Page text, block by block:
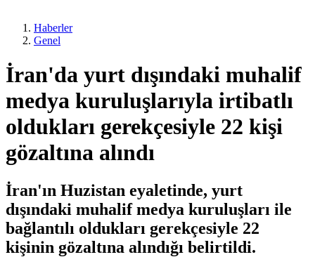
Haberler
Genel
İran'da yurt dışındaki muhalif
medya kuruluşlarıyla irtibatlı
oldukları gerekçesiyle 22 kişi
gözaltına alındı
İran'ın Huzistan eyaletinde, yurt
dışındaki muhalif medya kuruluşları ile
bağlantılı oldukları gerekçesiyle 22
kişinin gözaltına alındığı belirtildi.